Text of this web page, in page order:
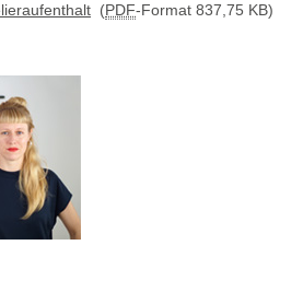
(PDF-Format 837,75 KB)